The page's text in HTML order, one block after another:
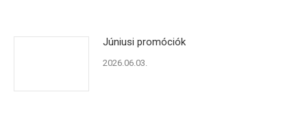
Júniusi promóciók
2026.06.03.